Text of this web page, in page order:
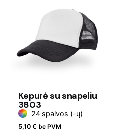
Kepurė su snapeliu
3803
24 spalvos (-ų)
5,10 € be PVM